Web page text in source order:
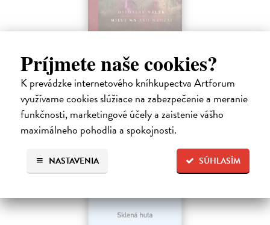
Príjmete naše cookies?
K prevádzke internetového kníhkupectva Artforum
využívame cookies slúžiace na zabezpečenie a meranie
funkčnosti, marketingové účely a zaistenie vášho
maximálneho pohodlia a spokojnosti.
SÚHLASÍM
NASTAVENIA
Válek Miroslav| Kniha
HRANICA MEDZI NÁDEJOU A SEBAKLAMOM
SLOVENSKÉHO KLASIKA. Nemýlia sa tí, ktorí v básnikovi
Miroslavovi Válkovi (1927 – 1991) vidia deziluzívneho analytika
ľudskej situácie.
Na sklade ?
34,90 € ?